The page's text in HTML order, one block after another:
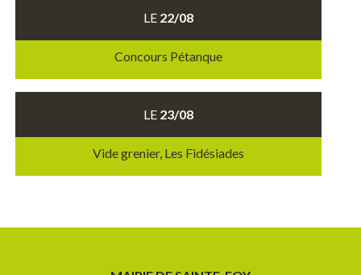
LE 22/08
Concours Pétanque
LE 23/08
Vide grenier, Les Fidésiades